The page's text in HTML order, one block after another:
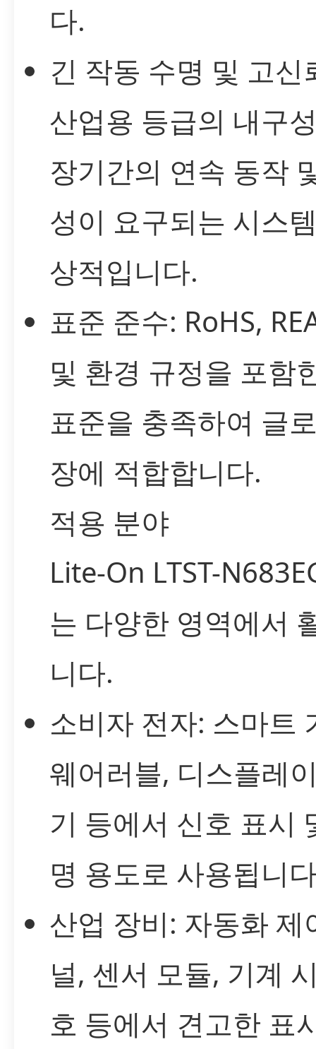
다.
긴 작동 수명 및 고신
산업용 등급의 내구
장기간의 연속 동작
성이 요구되는 시스
상적입니다.
표준 준수: RoHS,
및 환경 규정을 포함
표준을 충족하여 글
장에 적합합니다.
적용 분야
Lite-On LTST-
는 다양한 영역에서
니다.
소비자 전자: 스마트
웨어러블, 디스플레
기 등에서 신호 표시
명 용도로 사용됩니
산업 장비: 자동화 제
널, 센서 모듈, 기계
호 등에서 견고한 표